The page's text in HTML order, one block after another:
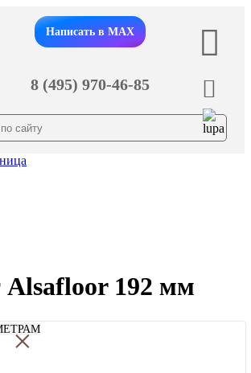
Написать в MAX
8 (495) 970-46-85
192 мм
×